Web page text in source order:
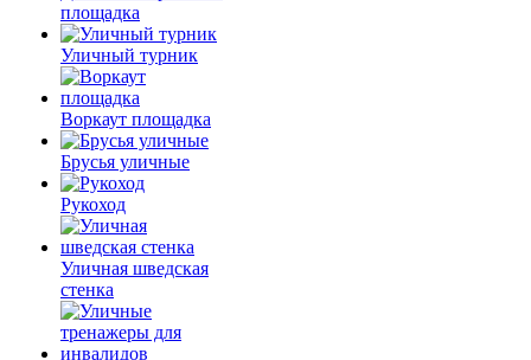
площадка
Уличный турник
Воркаут площадка
Брусья уличные
Рукоход
Уличная шведская
стенка